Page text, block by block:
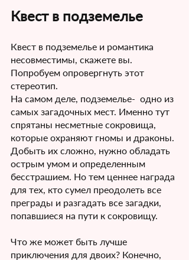
Квест в подземелье
Квест в подземелье и романтика
несовместимы, скажете вы.
Попробуем опровергнуть этот
стереотип.
На самом деле, подземелье-  одно из
самых загадочных мест. Именно тут
спрятаны несметные сокровища,
которые охраняют гномы и драконы.
Добыть их сложно, нужно обладать
острым умом и определенным
бесстрашием. Но тем ценнее награда
для тех, кто сумел преодолеть все
преграды и разгадать все загадки,
попавшиеся на пути к сокровищу.
Что же может быть лучше
приключения для двоих? Конечно,